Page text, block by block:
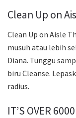
Clean Up on
Clean Up on Aisle
musuh atau lebih
Diana. Tunggu
biru Cleanse.
radius.
IT’S OVER